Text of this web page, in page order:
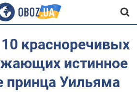
красноречивых
истинное
принца Уильяма